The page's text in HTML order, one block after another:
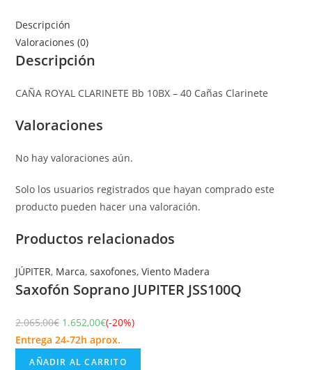
Descripción
Valoraciones (0)
Descripción
CAÑA ROYAL CLARINETE Bb 10BX – 40 Cañas Clarinete
Valoraciones
No hay valoraciones aún.
Solo los usuarios registrados que hayan comprado este
producto pueden hacer una valoración.
Productos relacionados
JÚPITER, Marca,saxofones,Viento Madera
Saxofón Soprano JUPITER JSS100Q
2.065,00€ 1.652,00€(-20%)
Entrega 24-72h aprox.
AÑADIR AL CARRITO